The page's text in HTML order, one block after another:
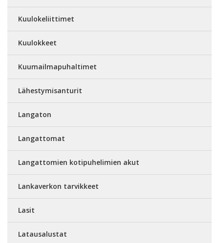
Kuulokeliittimet
Kuulokkeet
Kuumailmapuhaltimet
Lähestymisanturit
Langaton
Langattomat
Langattomien kotipuhelimien akut
Lankaverkon tarvikkeet
Lasit
Latausalustat